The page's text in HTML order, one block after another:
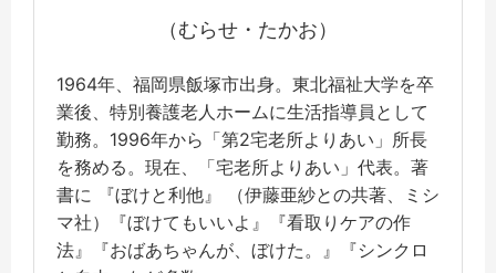
（むらせ・たかお）
1964年、福岡県飯塚市出身。東北福祉大学を卒
業後、特別養護老人ホームに生活指導員として
勤務。1996年から「第2宅老所よりあい」所長
を務める。現在、「宅老所よりあい」代表。著
書に
『ぼけと利他』 （伊藤亜紗との共著、ミシ
マ社）『ぼけてもいいよ』『看取りケアの作
法』『おばあちゃんが、ぼけた。』『シンクロ